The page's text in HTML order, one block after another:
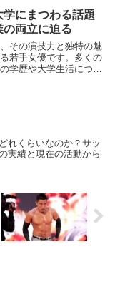
にわたるメディア出演
名度を高...
にまつわる話題
両立に迫る
その演技力と独特の魅
若手女優です。多くの
学歴や大学生活につい
れくらいなのか？サッ
実績と現在の活動から